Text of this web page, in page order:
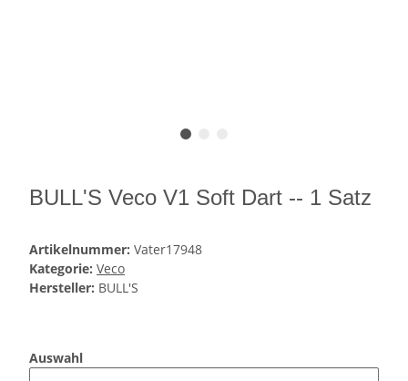
BULL'S Veco V1 Soft Dart -- 1 Satz
Artikelnummer: Vater17948
Kategorie: Veco
Hersteller: BULL'S
Auswahl